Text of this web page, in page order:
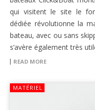
qui visitent le site le
dédiée révolutionne la
bateau, avec ou sans
s’avère également très
READ MORE
MATÉRIEL